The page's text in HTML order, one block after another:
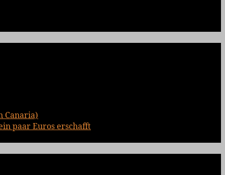
Canaria)
paar Euros erschafft